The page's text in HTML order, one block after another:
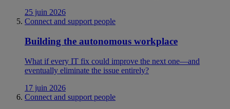
25 juin 2026
Connect and support people
Building the autonomous workplace
What if every IT fix could improve the next one—and
eventually eliminate the issue entirely?
17 juin 2026
Connect and support people